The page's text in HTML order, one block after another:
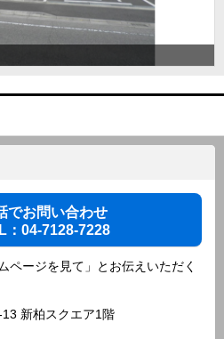
でお問い合わせ
：04-7128-7228
ページを見て」とお伝えいただく
新柏スクエア1階